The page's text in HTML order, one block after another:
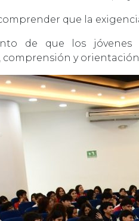
que la
de que los jóvenes
y